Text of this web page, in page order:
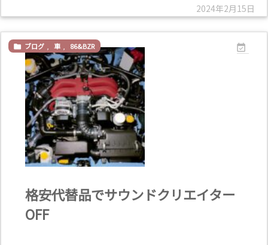
2024年2月15日

 ブログ 車 86&BZR
格安代替品でサウンドクリエイター
OFF